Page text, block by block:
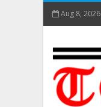
Aug 8, 2026